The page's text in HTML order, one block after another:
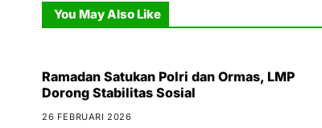
You May Also Like
Ramadan Satukan Polri dan Ormas, LMP
Dorong Stabilitas Sosial
26 FEBRUARI 2026